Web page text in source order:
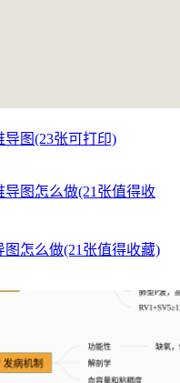
图(23张可打印)
怎么做(21张值得收藏)